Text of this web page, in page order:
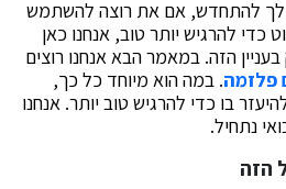
לך להתחדש, אם את רוצה להשתמש
להרגיש יותר טוב, אנחנו כאן
הזה. במאמר הבא אנחנו רוצים
פלזמה. במה הוא מיוחד כל כך,
בו כדי להרגיש טוב יותר. אנחנו
נתחיל.
הזה